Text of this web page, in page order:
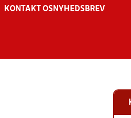
KONTAKT OS NYHEDSBREV